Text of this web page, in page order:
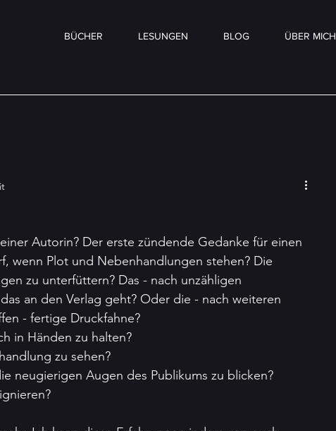
BÜCHER LESUNGEN BLOG ÜBER MICH
Autorin? Der erste zündende Gedanke für einen
wenn Plot und Nebenhandlungen stehen? Die
zu unterfüttern? Das - nach unzähligen
an den Verlag geht? Oder die - nach weiteren
- fertige Druckfahne?
in Händen zu halten?
zu sehen?
neugierigen Augen des Publikums zu blicken?